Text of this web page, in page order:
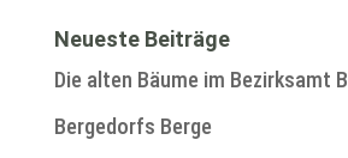
Neueste Beiträge
Die alten Bäume im Bezirksamt
Bergedorfs Berge